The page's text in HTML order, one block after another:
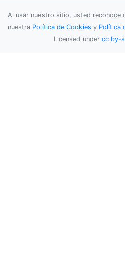
Al usar nuestro sitio, usted reconoce
nuestra Política de Cookies y Política
Licensed under cc by-